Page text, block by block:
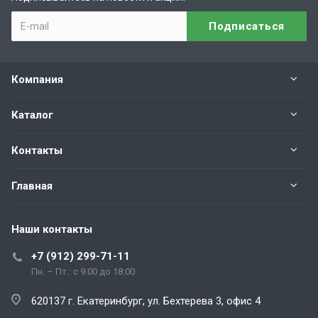
Компания
Каталог
Контакты
Главная
Наши контакты
+7 (912) 299-71-11
Пн. – Пт.: с 9:00 до 18:00
620137 г. Екатеринбург, ул. Бехтерева 3, офис 4